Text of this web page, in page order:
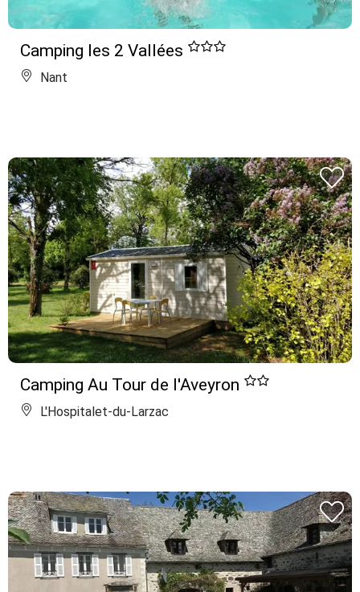
Camping les 2 Vallées
Nant
Camping Au Tour de l'Aveyron
L'Hospitalet-du-Larzac